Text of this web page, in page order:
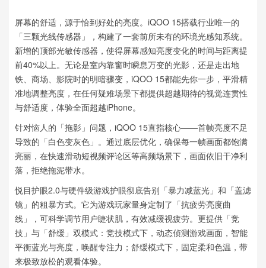
屏幕的舒适，源于恰到好处的亮度。iQOO 15搭载行业唯一的
「三颗光线传感器」，构建了一套前所未有的环境光感知系统。
新增的顶部光敏传感器，使得屏幕感知亮度变化的时间与距离提
前40%以上。无论是室内靠窗时瞬息万变的光影，还是走出地
铁、商场、影院时的明暗骤变，iQOO 15都能先你一步，平滑精
准地调整亮度，在任何疑难场景下都提供超越期待的视觉连贯性
与舒适度，体验全面超越iPhone。
针对恼人的「拖影」问题，iQOO 15直指核心——首帧亮度不足
导致的「白色变灰色」。通过底层优化，确保每一帧画面都饱满
亮丽，在快速滑动短视频评论区等高频场景下，画面依旧干净利
落，拒绝拖泥带水。
悦目护眼2.0与硬件级游戏护眼彻底告别「暴力减蓝光」和「盖滤
镜」的粗暴方式。它为游戏玩家量身定制了「抗疲劳亮度曲
线」，可科学调节用户睫状肌，有效减缓视疲劳。更提供「竞
技」与「舒缓」双模式：竞技模式下，动态侦测游戏画面，智能
平衡蓝光与亮度，唤醒专注力；舒缓模式下，固定柔和色温，带
来极致放松的观看体验。